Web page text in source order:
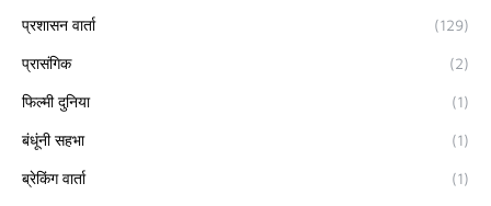
प्रशासन वार्ता (129)
प्रासंगिक (2)
फिल्मी दुनिया (1)
बंधूंनी सहभा (1)
ब्रेकिंग वार्ता (1)